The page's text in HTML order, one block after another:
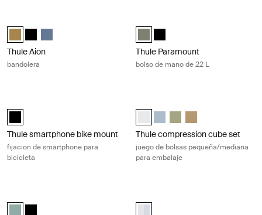
Thule Aion sling bag Nutria brown (selected)
Thule Aion sling bag Negro
Thule Aion sling bag Pizarra oscura
Thule Aion
bandolera
Thule Paramount tote 22L Verde
Thule Paramount tote 22L
Thule Paramount
bolso de mano de 22 L
Thule smartphone bike mount Negro (selected)
Thule smartphone bike mount
fijación de smartphone para
bicicleta
Thule compression cube set
Thule compression cube set
Thule compression
Thule compression
Thule compression cube set
juego de bolsas pequeña/mediana
para embalaje
Thule Gauntlet MacBook® Pro Sleeve 14" Verde brumoso (selected)
Thule Gauntlet MacBook® Pro Sleeve 14" NegroThule MultiLift Aluminio (selected)